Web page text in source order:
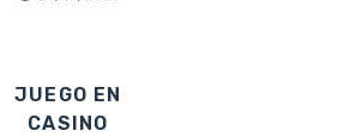
JUEGO EN
CASINO